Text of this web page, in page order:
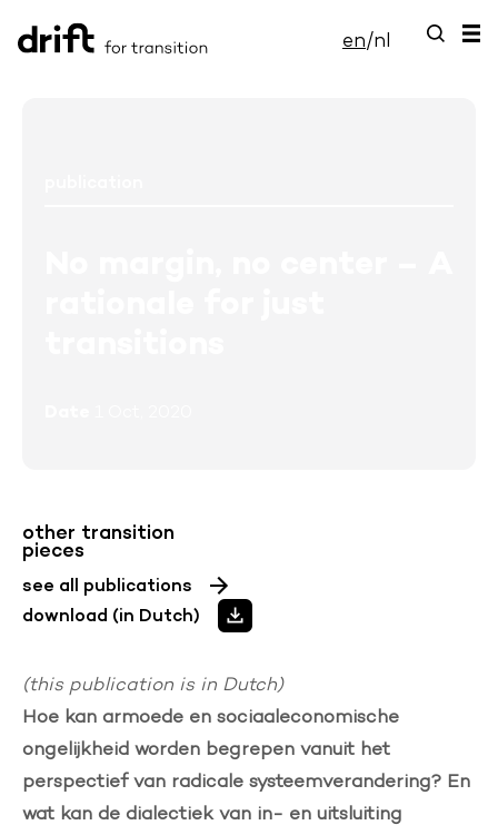
en/nl
other transition
pieces
see all publications
download (in Dutch)
(this publication is in Dutch)
Hoe kan armoede en sociaaleconomische
ongelijkheid worden begrepen vanuit het
perspectief van radicale systeemverandering? En
wat kan de dialectiek van in- en uitsluiting